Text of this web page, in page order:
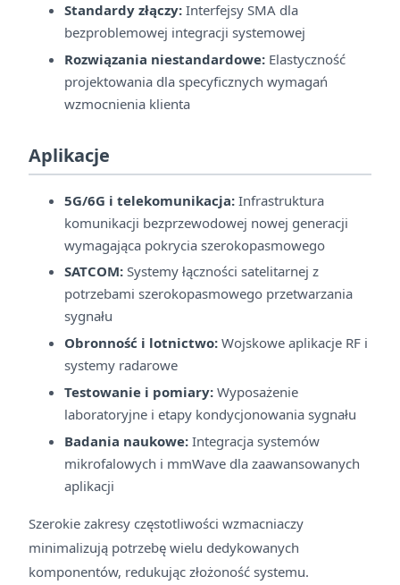
Standardy złączy: Interfejsy SMA dla
bezproblemowej integracji systemowej
Rozwiązania niestandardowe: Elastyczność
projektowania dla specyficznych wymagań
wzmocnienia klienta
Aplikacje
5G/6G i telekomunikacja: Infrastruktura
komunikacji bezprzewodowej nowej generacji
wymagająca pokrycia szerokopasmowego
SATCOM: Systemy łączności satelitarnej z
potrzebami szerokopasmowego przetwarzania
sygnału
Obronność i lotnictwo: Wojskowe aplikacje RF i
systemy radarowe
Testowanie i pomiary: Wyposażenie
laboratoryjne i etapy kondycjonowania sygnału
Badania naukowe: Integracja systemów
mikrofalowych i mmWave dla zaawansowanych
aplikacji
Szerokie zakresy częstotliwości wzmacniaczy
minimalizują potrzebę wielu dedykowanych
komponentów, redukując złożoność systemu.